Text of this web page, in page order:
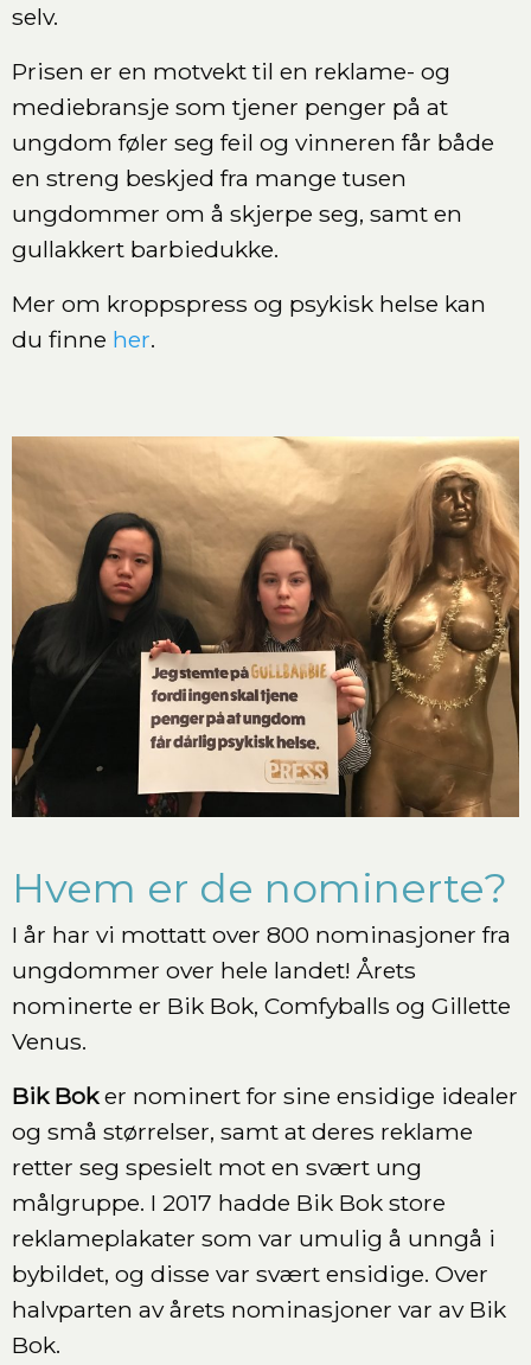
selv.
Prisen er en motvekt til en reklame- og
mediebransje som tjener penger på at
ungdom føler seg feil og vinneren får både
en streng beskjed fra mange tusen
ungdommer om å skjerpe seg, samt en
gullakkert barbiedukke.
Mer om kroppspress og psykisk helse kan
du finne her.
Hvem er de nominerte?
I år har vi mottatt over 800 nominasjoner fra
ungdommer over hele landet! Årets
nominerte er Bik Bok, Comfyballs og Gillette
Venus.
Bik Boker nominert for sine ensidige idealer
og små størrelser, samt at deres reklame
retter seg spesielt mot en svært ung
målgruppe. I 2017 hadde Bik Bok store
reklameplakater som var umulig å unngå i
bybildet, og disse var svært ensidige. Over
halvparten av årets nominasjoner var av Bik
Bok.